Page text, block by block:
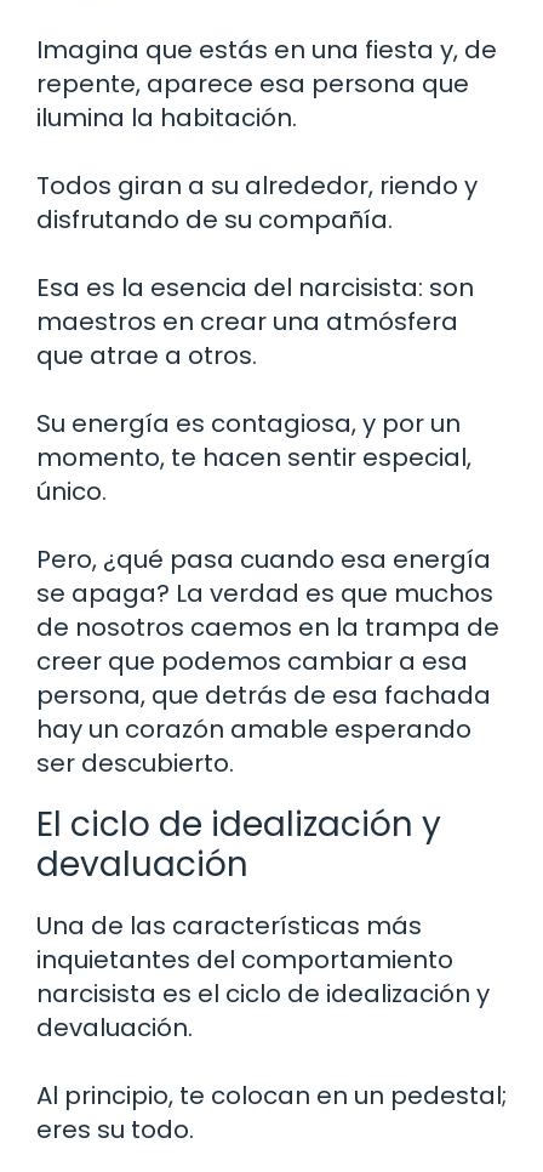
Imagina que estás en una fiesta y, de
repente, aparece esa persona que
ilumina la habitación.
Todos giran a su alrededor, riendo y
disfrutando de su compañía.
Esa es la esencia del narcisista: son
maestros en crear una atmósfera
que atrae a otros.
Su energía es contagiosa, y por un
momento, te hacen sentir especial,
único.
Pero, ¿qué pasa cuando esa energía
se apaga? La verdad es que muchos
de nosotros caemos en la trampa de
creer que podemos cambiar a esa
persona, que detrás de esa fachada
hay un corazón amable esperando
ser descubierto.
El ciclo de idealización y
devaluación
Una de las características más
inquietantes del comportamiento
narcisista es el ciclo de idealización y
devaluación.
Al principio, te colocan en un pedestal;
eres su todo.